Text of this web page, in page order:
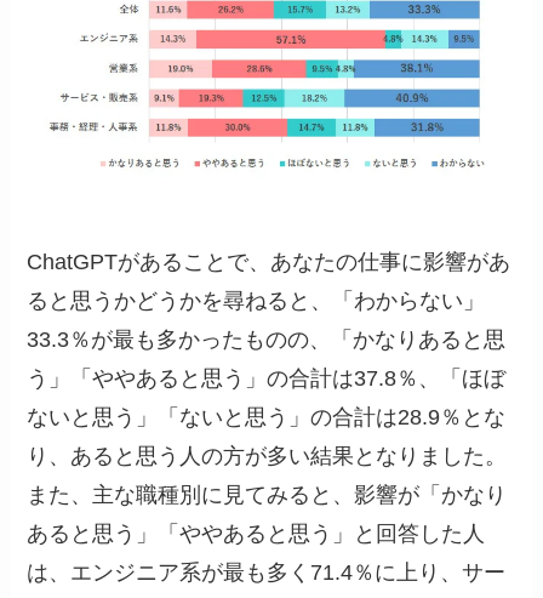
ChatGPTがあることで、あなたの仕事に影響があ
ると思うかどうかを尋ねると、「わからない」
33.3％が最も多かったものの、「かなりあると思
う」「ややあると思う」の合計は37.8％、「ほぼ
ないと思う」「ないと思う」の合計は28.9％とな
り、あると思う人の方が多い結果となりました。
また、主な職種別に見てみると、影響が「かなり
あると思う」「ややあると思う」と回答した人
は、エンジニア系が最も多く71.4％に上り、サー